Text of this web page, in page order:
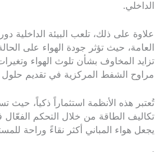
الداخلي.
علاوة على ذلك، تلعب البيئة الداخلية
العامة، حيث تؤثر جودة الهواء على
تزايد المخاوف بشأن تلوث الهواء
مراوح الشفط المركزية في تقديم حلول
تُعتبر هذه الأنظمة استثماراً ذكياً،
تكاليف الطاقة من خلال التحكم الفعّال
يجعل هواء المباني أكثر نقاءً وراحة